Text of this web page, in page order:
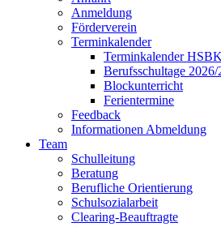
Anmeldung
Förderverein
Terminkalender
Terminkalender HSBK
Berufsschultage 2026/
Blockunterricht
Ferientermine
Feedback
Informationen Abmeldung
Team
Schulleitung
Beratung
Berufliche Orientierung
Schulsozialarbeit
Clearing-Beauftragte